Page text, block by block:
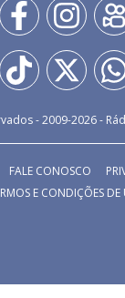
- 2009-2026-
FALE CONOSCO
E CONDIÇÕES DE